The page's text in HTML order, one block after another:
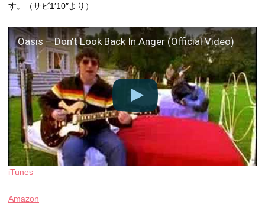
す。（サビ1′10″より）
Oasis – Don't Look Back In Anger (Official Video)
iTunes
Amazon